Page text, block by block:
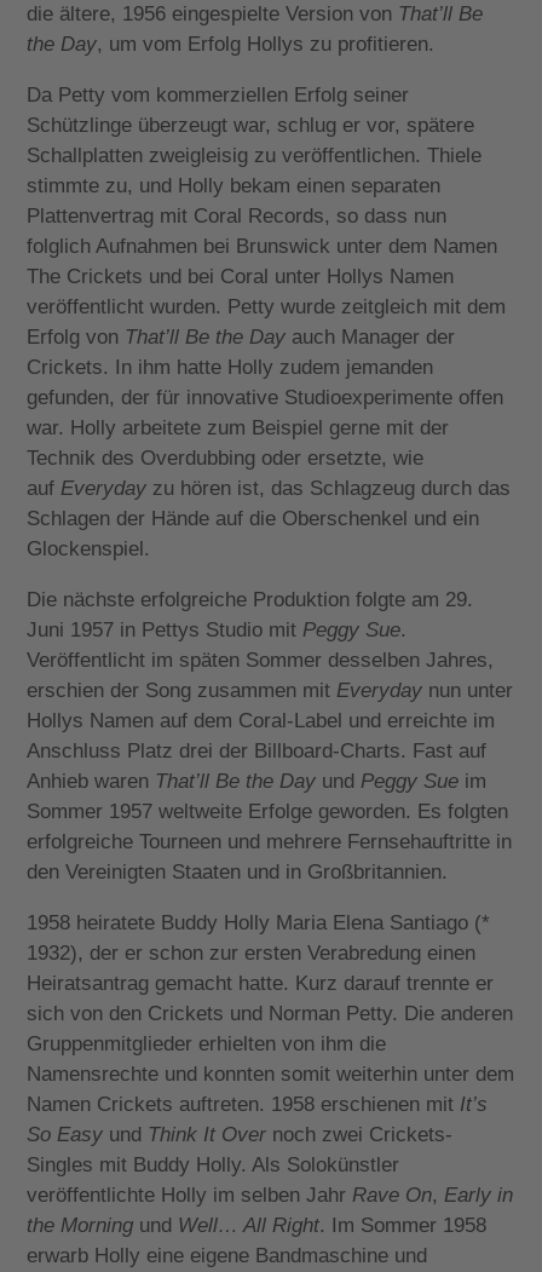
die ältere, 1956 eingespielte Version von That’ll Be
the Day, um vom Erfolg Hollys zu profitieren.
Da Petty vom kommerziellen Erfolg seiner
Schützlinge überzeugt war, schlug er vor, spätere
Schallplatten zweigleisig zu veröffentlichen. Thiele
stimmte zu, und Holly bekam einen separaten
Plattenvertrag mit Coral Records, so dass nun
folglich Aufnahmen bei Brunswick unter dem Namen
The Crickets und bei Coral unter Hollys Namen
veröffentlicht wurden. Petty wurde zeitgleich mit dem
Erfolg von That’ll Be the Day auch Manager der
Crickets. In ihm hatte Holly zudem jemanden
gefunden, der für innovative Studioexperimente offen
war. Holly arbeitete zum Beispiel gerne mit der
Technik des Overdubbing oder ersetzte, wie
auf Everyday zu hören ist, das Schlagzeug durch das
Schlagen der Hände auf die Oberschenkel und ein
Glockenspiel.
Die nächste erfolgreiche Produktion folgte am 29.
Juni 1957 in Pettys Studio mit Peggy Sue.
Veröffentlicht im späten Sommer desselben Jahres,
erschien der Song zusammen mit Everyday nun unter
Hollys Namen auf dem Coral-Label und erreichte im
Anschluss Platz drei der Billboard-Charts. Fast auf
Anhieb waren That’ll Be the Day und Peggy Sue im
Sommer 1957 weltweite Erfolge geworden. Es folgten
erfolgreiche Tourneen und mehrere Fernsehauftritte in
den Vereinigten Staaten und in Großbritannien.
1958 heiratete Buddy Holly Maria Elena Santiago (*
1932), der er schon zur ersten Verabredung einen
Heiratsantrag gemacht hatte. Kurz darauf trennte er
sich von den Crickets und Norman Petty. Die anderen
Gruppenmitglieder erhielten von ihm die
Namensrechte und konnten somit weiterhin unter dem
Namen Crickets auftreten. 1958 erschienen mit It’s
So Easy und Think It Over noch zwei Crickets-
Singles mit Buddy Holly. Als Solokünstler
veröffentlichte Holly im selben Jahr Rave On, Early in
the Morning und Well… All Right. Im Sommer 1958
erwarb Holly eine eigene Bandmaschine und